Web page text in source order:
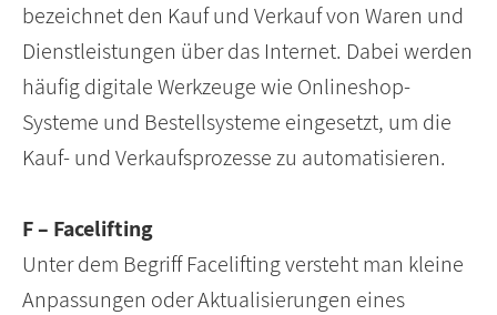
bezeichnet den Kauf und Verkauf von Waren und
Dienstleistungen über das Internet. Dabei werden
häufig digitale Werkzeuge wie Onlineshop-
Systeme und Bestellsysteme eingesetzt, um die
Kauf- und Verkaufsprozesse zu automatisieren.
F – Facelifting
Unter dem Begriff Facelifting versteht man kleine
Anpassungen oder Aktualisierungen eines